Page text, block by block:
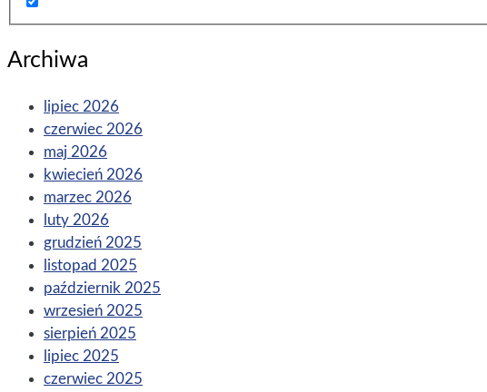
Archiwa
lipiec 2026
czerwiec 2026
maj 2026
kwiecień 2026
marzec 2026
luty 2026
grudzień 2025
listopad 2025
październik 2025
wrzesień 2025
sierpień 2025
lipiec 2025
czerwiec 2025